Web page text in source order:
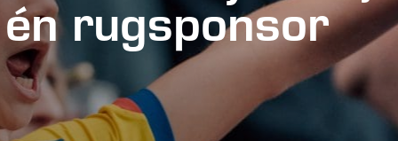
rugsponsor